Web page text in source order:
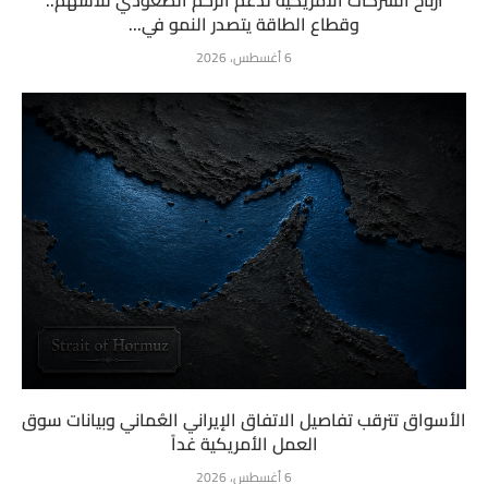
وقطاع الطاقة يتصدر النمو في...
6 أغسطس، 2026
الأسواق تترقب تفاصيل الاتفاق الإيراني العُماني وبيانات سوق
العمل الأمريكية غداً
6 أغسطس، 2026